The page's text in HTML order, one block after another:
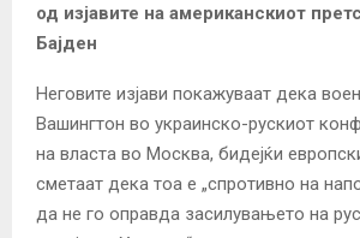
од изјавите на американскиот
Бајден
Неговите изјави покажуваат дека
Вашингтон во украинско-рускиот
на власта во Москва, бидејќи
сметаат дека тоа е „спротивно на
да не го оправда засилувањето на